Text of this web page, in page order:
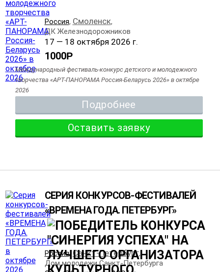
Россия, Смоленск,
ДК Железнодорожников
17 — 18 октября 2026 г.
1000Р
Международный фестиваль-конкурс детского и молодежного
творчества «АРТ-ПАНОРАМА Россия-Беларусь 2026» в октябре
2026
Подробнее
Оставить заявку
СЕРИЯ КОНКУРСОВ-ФЕСТИВАЛЕЙ
«ВРЕМЕНА ГОДА. ПЕТЕРБУРГ»
Россия, Санкт-Петербург,
Дом молодежи Санкт-Петербурга